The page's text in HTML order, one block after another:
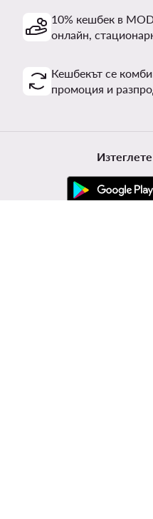
10% кешбек в
онлайн,
Кешбекът се
промоция и